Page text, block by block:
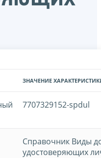
ЗНАЧЕНИЕ
7707329152-spdul
Справочник Виды
удостоверяющих